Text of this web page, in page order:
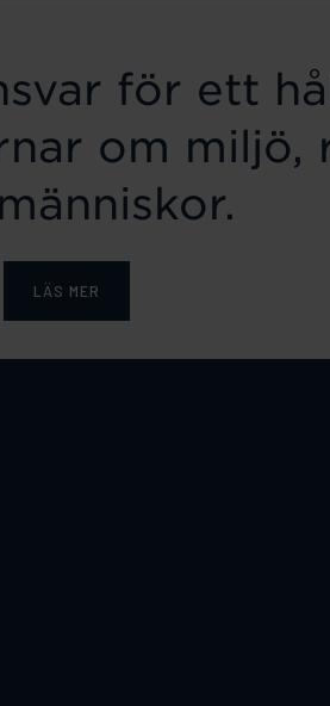
för ett
om miljö,
LÄS MER